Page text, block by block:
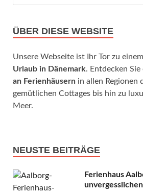
ÜBER DIESE WEBSITE
Unsere Webseite ist Ihr Tor zu
Urlaub in Dänemark. Entdecken Sie
an Ferienhäusern in allen Regionen
gemütlichen Cottages bis hin zu
Meer.
NEUSTE BEITRÄGE
Ferienhaus